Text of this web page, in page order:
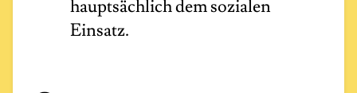
hauptsächlich dem sozialen
Einsatz.